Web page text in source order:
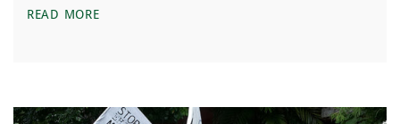
READ MOREตอนที่ 19 ชูธงกลางสะแกกรัง